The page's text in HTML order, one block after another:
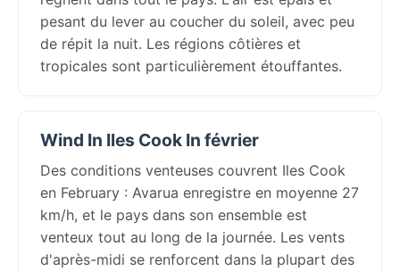
pesant du lever au coucher du soleil, avec peu
de répit la nuit. Les régions côtières et
tropicales sont particulièrement étouffantes.
Wind In Iles Cook In février
Des conditions venteuses couvrent Iles Cook
en February : Avarua enregistre en moyenne 27
km/h, et le pays dans son ensemble est
venteux tout au long de la journée. Les vents
d'après-midi se renforcent dans la plupart des